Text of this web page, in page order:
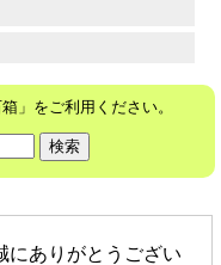
」をご利用ください。
にありがとうござい